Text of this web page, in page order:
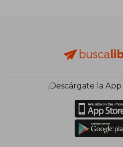
¡Descárgate la App